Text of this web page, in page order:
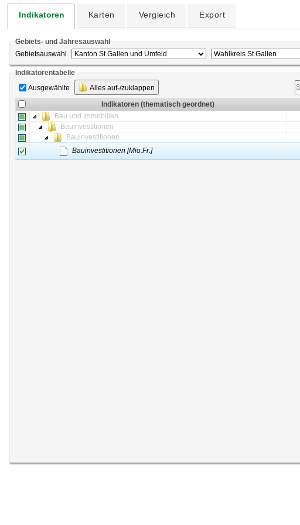
Indikatoren Karten Vergleich Export
Gebiets- und Jahresauswahl
Gebietsauswahl
Indikatorentabelle
Ausgewählte
Alles auf-/zuklappen
Indikatoren (thematisch geordnet)
Bau und Immobilien
Bauinvestitionen
Bauinvestitionen
Bauinvestitionen [Mio.Fr.]